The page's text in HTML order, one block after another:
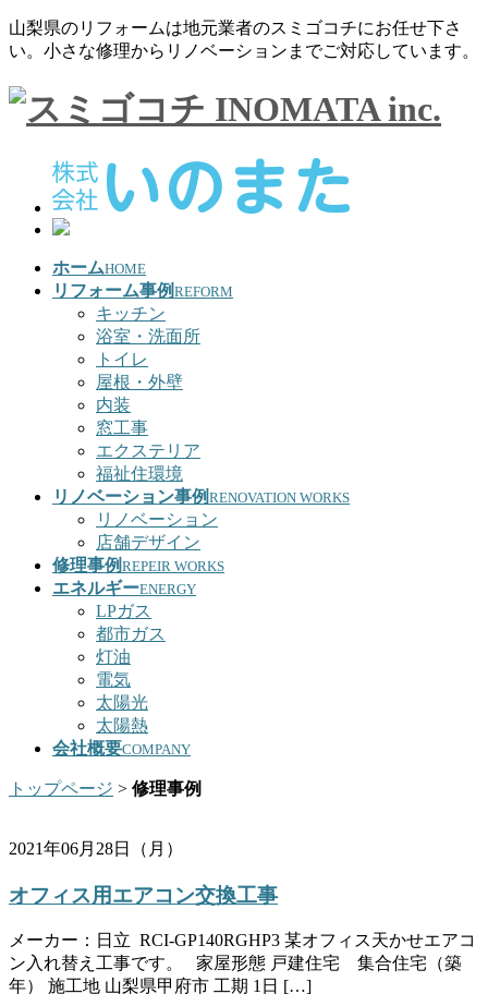
山梨県のリフォームは地元業者のスミゴコチにお任せ下さ
い。小さな修理からリノベーションまでご対応しています。
ホームHOME
リフォーム事例 REFORM
キッチン
浴室・洗面所
トイレ
屋根・外壁
内装
窓工事
エクステリア
福祉住環境
リノベーション事例 RENOVATION WORKS
リノベーション
店舗デザイン
修理事例 REPEIR WORKS
エネルギーENERGY
LPガス
都市ガス
灯油
電気
太陽光
太陽熱
会社概要COMPANY
トップページ > 修理事例
2021年06月28日（月）
オフィス用エアコン交換工事
メーカー：日立 RCI-GP140RGHP3 某オフィス天かせエアコ
ン入れ替え工事です。 家屋形態 戸建住宅 集合住宅（築
年） 施工地 山梨県甲府市 工期 1日 […]